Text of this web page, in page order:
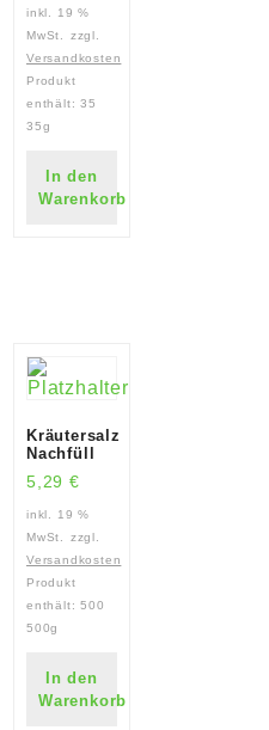
inkl. 19 %
MwSt.
zzgl.
Versandkosten
Produkt
enthält: 35
35g
In den
Warenkorb
Kräutersalz
Nachfüll
5,29 €
inkl. 19 %
MwSt.
zzgl.
Versandkosten
Produkt
enthält: 500
500g
In den
Warenkorb